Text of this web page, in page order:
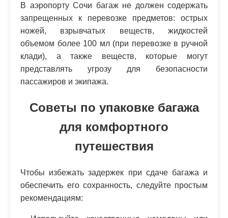
В аэропорту Сочи багаж не должен содержать
запрещенных к перевозке предметов: острых
ножей, взрывчатых веществ, жидкостей
объемом более 100 мл (при перевозке в ручной
клади), а также веществ, которые могут
представлять угрозу для безопасности
пассажиров и экипажа.
Советы по упаковке багажа
для комфортного
путешествия
Чтобы избежать задержек при сдаче багажа и
обеспечить его сохранность, следуйте простым
рекомендациям: